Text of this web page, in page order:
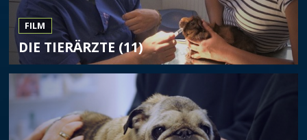
FILM
DIE TIERÄRZTE (11)